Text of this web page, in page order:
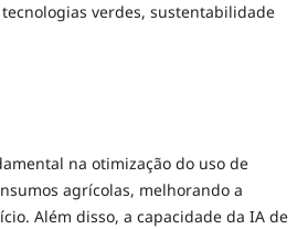
verdes, sustentabilidade
na otimização do uso de
agrícolas, melhorando a
Além disso, a capacidade da IA de